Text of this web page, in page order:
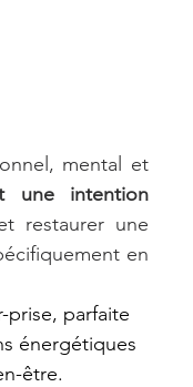
mental et
une intention
restaurer une
en
prise, parfaite
énergétiques
être.